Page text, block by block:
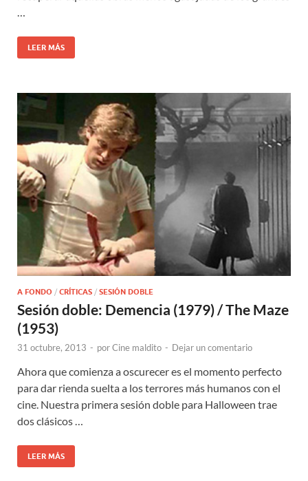
…
LEER MÁS
A FONDO / CRÍTICAS / SESIÓN DOBLE
Sesión doble: Demencia (1979) / The Maze
(1953)
31 octubre, 2013 - porCine maldito - Dejar un comentario
Ahora que comienza a oscurecer es el momento perfecto
para dar rienda suelta a los terrores más humanos con el
cine. Nuestra primera sesión doble para Halloween trae
dos clásicos …
LEER MÁS